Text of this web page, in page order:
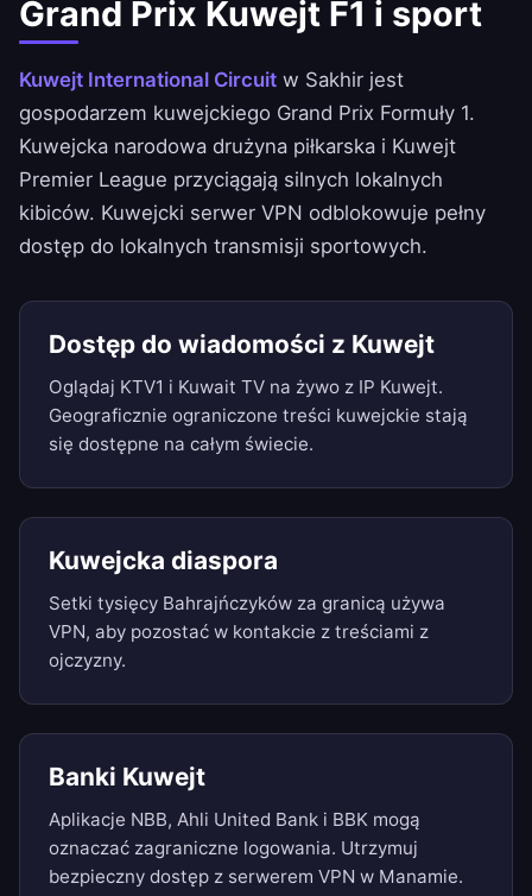
Grand Prix Kuwejt F1 i sport
Kuwejt International Circuit w Sakhir jest
gospodarzem kuwejckiego Grand Prix Formuły 1.
Kuwejcka narodowa drużyna piłkarska i Kuwejt
Premier League przyciągają silnych lokalnych
kibiców. Kuwejcki serwer VPN odblokowuje pełny
dostęp do lokalnych transmisji sportowych.
Dostęp do wiadomości z Kuwejt
Oglądaj KTV1 i Kuwait TV na żywo z IP Kuwejt.
Geograficznie ograniczone treści kuwejckie stają
się dostępne na całym świecie.
Kuwejcka diaspora
Setki tysięcy Bahrajńczyków za granicą używa
VPN, aby pozostać w kontakcie z treściami z
ojczyzny.
Banki Kuwejt
Aplikacje NBB, Ahli United Bank i BBK mogą
oznaczać zagraniczne logowania. Utrzymuj
bezpieczny dostęp z serwerem VPN w Manamie.